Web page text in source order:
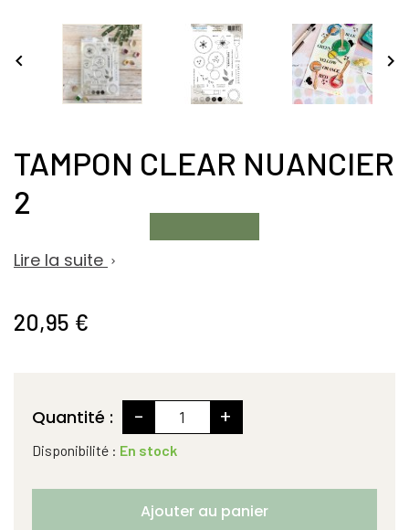
 
TAMPON CLEAR NUANCIER
2
Lire la suite 
20,95 €
Quantité : - +
Disponibilité : En stock
Ajouter au panier